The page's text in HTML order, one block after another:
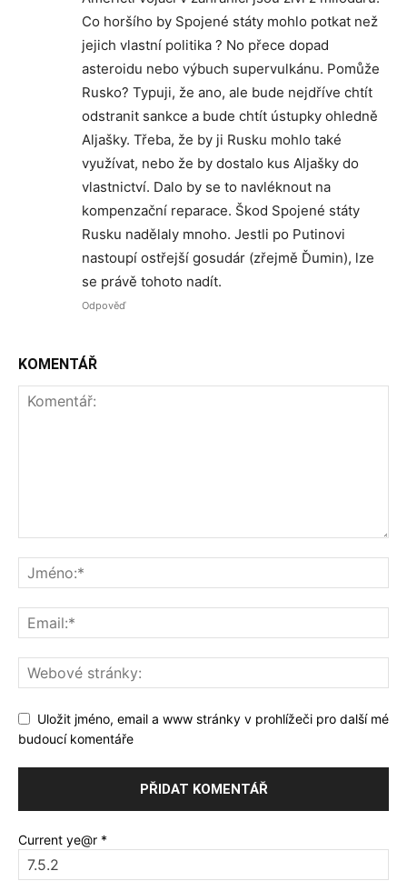
Co horšího by Spojené státy mohlo potkat než
jejich vlastní politika ? No přece dopad
asteroidu nebo výbuch supervulkánu. Pomůže
Rusko? Typuji, že ano, ale bude nejdříve chtít
odstranit sankce a bude chtít ústupky ohledně
Aljašky. Třeba, že by ji Rusku mohlo také
využívat, nebo že by dostalo kus Aljašky do
vlastnictví. Dalo by se to navléknout na
kompenzační reparace. Škod Spojené státy
Rusku nadělaly mnoho. Jestli po Putinovi
nastoupí ostřejší gosudár (zřejmě Ďumin), lze
se právě tohoto nadít.
Odpověď
KOMENTÁŘ
Uložit jméno, email a www stránky v prohlížeči pro další mé
budoucí komentáře
Current ye@r *